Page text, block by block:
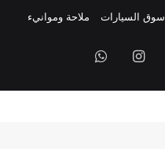
سوق السيارات ملاحة وموانيء
‫YouTubeانستقرام